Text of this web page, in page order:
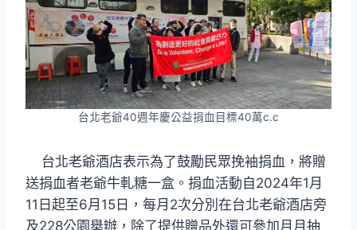
台北老爺40週年慶公益捐血目標40萬c.c
台北老爺酒店表示為了鼓勵民眾挽袖捐血，將贈
送捐血者老爺牛軋糖一盒。捐血活動自2024年1月
11日起至6月15日，每月2次分別在台北老爺酒店旁
及228公園舉辦，除了提供贈品外還可參加月月抽